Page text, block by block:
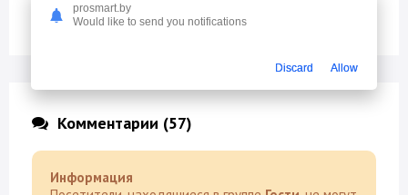
Комментарии (57)
Информация
prosmart.by
Would like to send you notifications
Discard Allow